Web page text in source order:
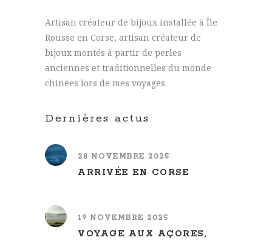
Artisan créateur de bijoux installée à Île
Rousse en Corse, artisan créateur de
bijoux montés à partir de perles
anciennes et traditionnelles du monde
chinées lors de mes voyages.
Dernières actus
28 NOVEMBRE 2025
ARRIVÉE EN CORSE
19 NOVEMBRE 2025
VOYAGE AUX AÇORES,